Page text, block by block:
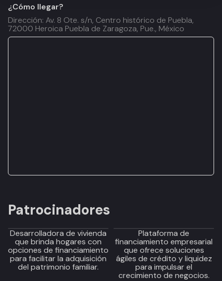
¿Cómo llegar?
Dirección: Av. 8 Ote. s/n, Centro histórico de Puebla,
72000 Heroica Puebla de Zaragoza, Pue., México
Patrocinadores
Desarrolladora de vivienda
que brinda hogares con
opciones de financiamiento
para facilitar la adquisición
del patrimonio familiar.
Plataforma de
financiamiento empresarial
que ofrece soluciones
ágiles de crédito y liquidez
para impulsar el
crecimiento de negocios.